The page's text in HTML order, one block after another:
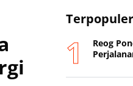
Terpopuler
Reog